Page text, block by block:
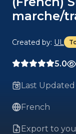
marche/
Created by: UL
5.0
Last
French
Export to